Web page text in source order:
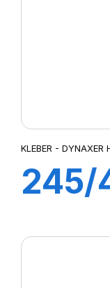
KLEBER - DYNAXER
245/